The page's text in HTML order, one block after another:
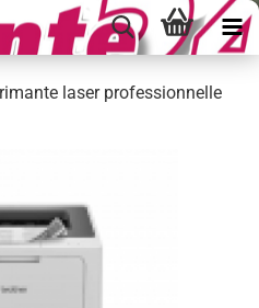
laser professionnelle